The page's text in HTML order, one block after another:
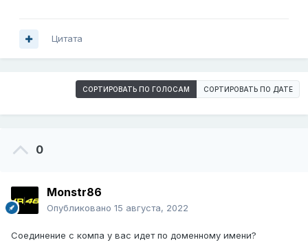
Цитата
СОРТИРОВАТЬ ПО ГОЛОСАМ СОРТИРОВАТЬ ПО ДАТЕ
0
Monstr86
Опубликовано 15 августа, 2022
Соединение с компа у вас идет по доменному имени?